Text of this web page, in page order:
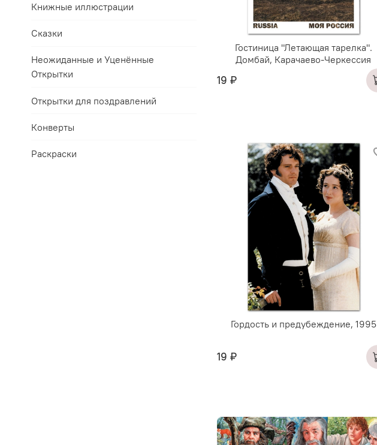
Гостиница "Летающая тарелка".
Домбай, Карачаево-Черкессия
19 ₽
Гордость и предубеждение, 1995
19 ₽
Книжные иллюстрации
Сказки
Неожиданные и Уценённые
Открытки
Открытки для поздравлений
Конверты
Раскраски